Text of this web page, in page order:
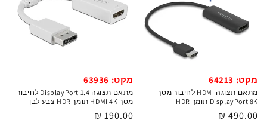
מקט: 64213
מתאם תצוגה HDMI לחיבור מסך
DisplayPort 8K תומך HDR
מחיר
490.00 ₪
מקט: 63936
מתאם תצוגה DisplayPort 1.4 לחיבור
מסך HDMI 4K תומך HDR צבע לבן
מחיר
190.00 ₪